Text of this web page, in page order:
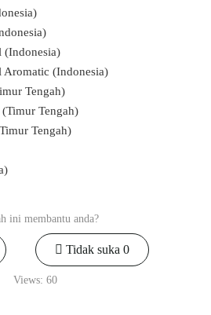
(Indonesia)
Tengah)
Tengah)
Tengah)
ini membantu anda?
Tidak suka 0
Views: 60